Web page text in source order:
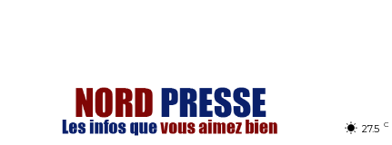
27.5 C